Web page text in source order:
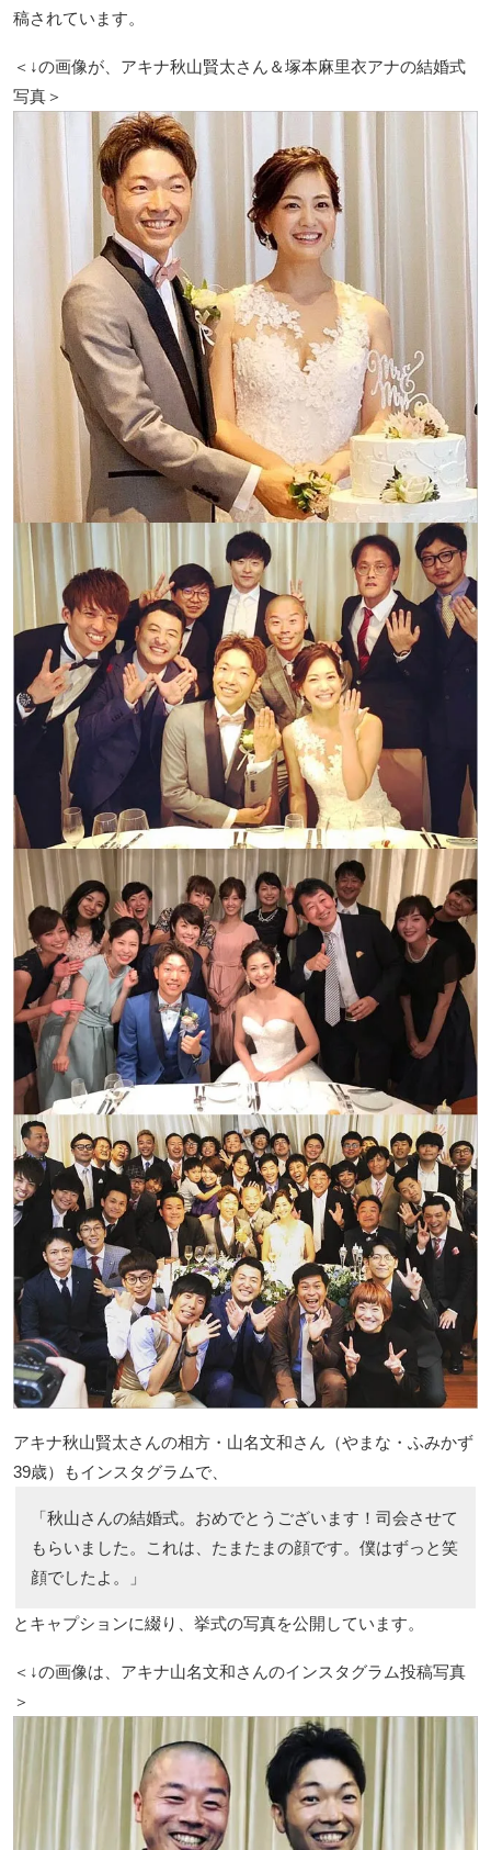
稿されています。
＜↓の画像が、アキナ秋山賢太さん＆塚本麻里衣アナの結婚式
写真＞
アキナ秋山賢太さんの相方・山名文和さん（やまな・ふみかず
39歳）もインスタグラムで、
「秋山さんの結婚式。おめでとうございます！司会させて
もらいました。これは、たまたまの顔です。僕はずっと笑
顔でしたよ。」
とキャプションに綴り、挙式の写真を公開しています。
＜↓の画像は、アキナ山名文和さんのインスタグラム投稿写真
＞